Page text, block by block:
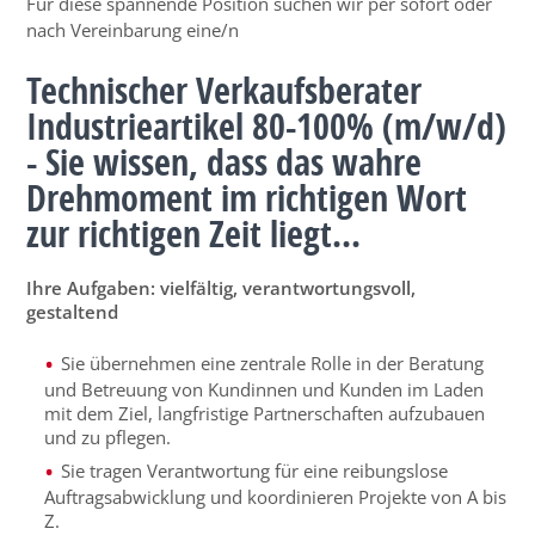
nach Vereinbarung eine/n
Technischer Verkaufsberater
Industrieartikel 80-100% (m/w/d)
- Sie wissen, dass das wahre
Drehmoment im richtigen Wort
zur richtigen Zeit liegt...
Ihre Aufgaben: vielfältig, verantwortungsvoll,
gestaltend
Sie übernehmen eine zentrale Rolle in der Beratung
und Betreuung von Kundinnen und Kunden im Laden
mit dem Ziel, langfristige Partnerschaften aufzubauen
und zu pflegen.
Sie tragen Verantwortung für eine reibungslose
Auftragsabwicklung und koordinieren Projekte von A bis
Z.